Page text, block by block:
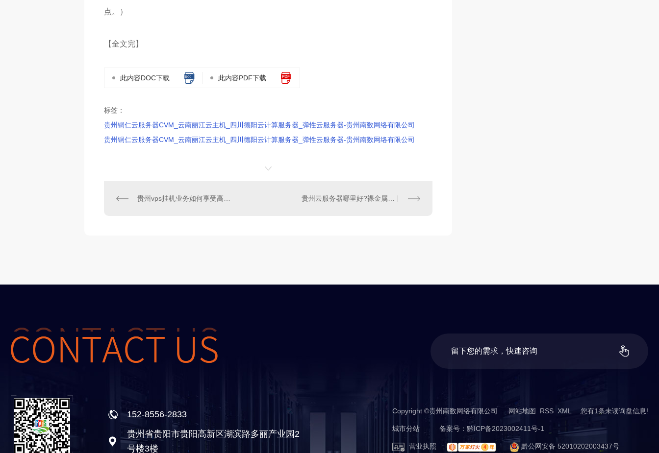
点。）
【全文完】
此内容DOC下载 此内容PDF下载
标签：
贵州铜仁云服务器CVM_云南丽江云主机_四川德阳云计算服务器_弹性云服务器-贵州南数网络有限公司
贵州铜仁云服务器CVM_云南丽江云主机_四川德阳云计算服务器_弹性云服务器-贵州南数网络有限公司
贵州vps挂机业务如何享受高性能云服务?独立IP服务器 贵州云服务器哪里好?裸金属服务器
留下您的需求 ，快速咨询
152-8556-2833
贵州省贵阳市贵阳高新区湖滨路多丽产业园2
号楼3楼
Copyright ©贵州南数网络有限公司网站地图 RSS XML 您有1条未读询盘信息!
城市分站
城市分站
南明区
备案号： 黔ICP备2023002411号-1
营业执照 黔公网安备 52010202003437号